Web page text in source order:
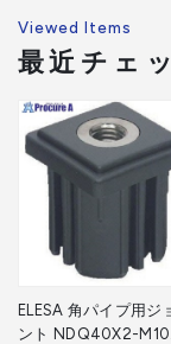
Viewed Items
最近チェ
ELESA 角パイプ用ジ
ント NDQ40X2-M10